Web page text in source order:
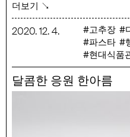
그대로 밥과 비벼 먹어도 맛있
요리에도 잘 어울립니다.
행사 기간 : 12/4(금) ~ 12/13(일)
행사 품목 : 국령애 한우,굴비,
볶음고추장 250g
명인명촌의 특별 레시피 – 새
더보기 ↘
2020.12.4. 고추장
파스타
현대식품
달콤한 응원 한아름